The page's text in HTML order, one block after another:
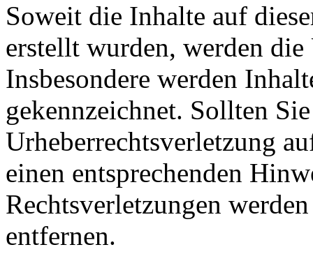
Soweit die Inhalte auf
erstellt wurden, werden
Insbesondere werden
gekennzeichnet. Sollten
Urheberrechtsverletzung
einen entsprechenden
Rechtsverletzungen
entfernen.